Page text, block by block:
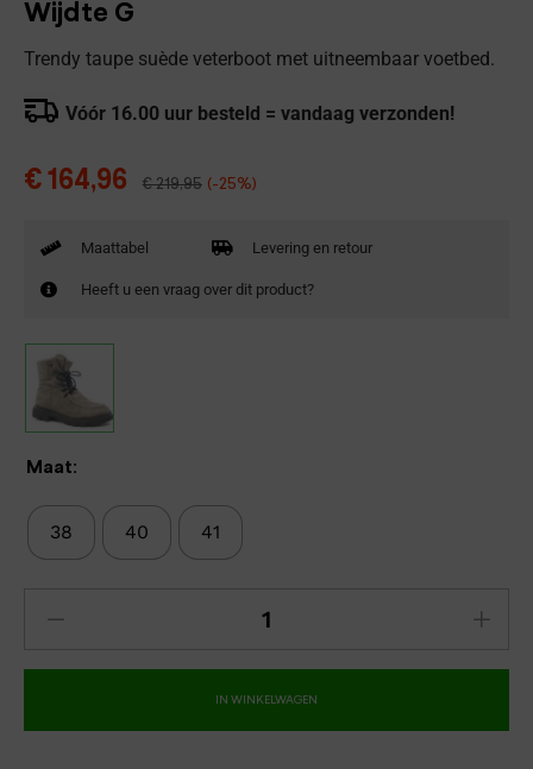
Wijdte G
Trendy taupe suède veterboot met uitneembaar voetbed.
Vóór 16.00 uur besteld = vandaag verzonden!
€ 164,96 €219,95 (-25%)
Maattabel Levering en retour
Heeft u een vraag over dit product?
Maat:
38 40 41
IN WINKELWAGEN